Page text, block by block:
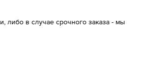
либо в случае срочного заказа - мы